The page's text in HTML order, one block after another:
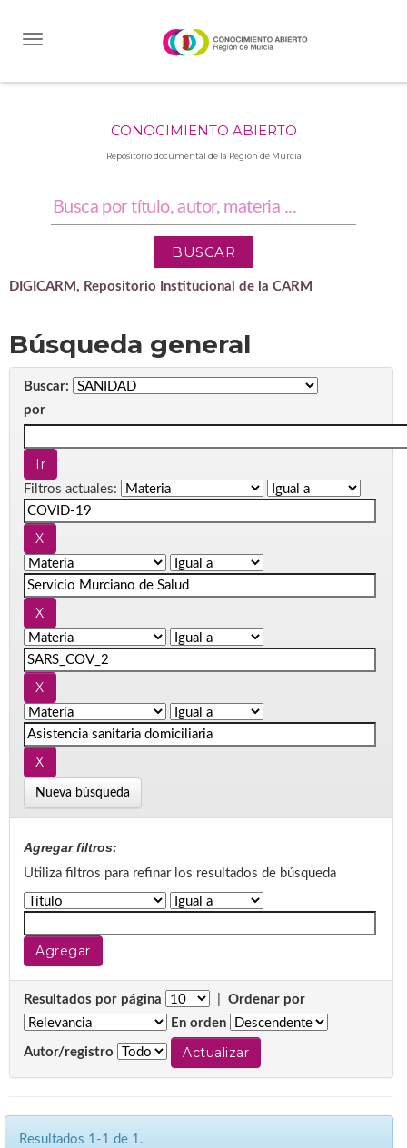
CONOCIMIENTO ABIERTO
Repositorio documental de la Región de Murcia
DIGICARM, Repositorio Institucional de la CARM
Búsqueda general
Buscar:
por
Filtros actuales:
Nueva búsqueda
Agregar filtros:
Utiliza filtros para refinar los resultados de búsqueda
Resultados por página
Ordenar por
En orden
Autor/registro
Resultados 1-1 de 1.